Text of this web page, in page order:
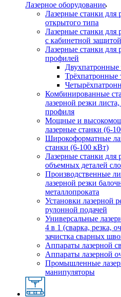
Лазерное оборудование
Лазерные станки для
открытого типа
Лазерные станки для
с кабинетной защитой
Лазерные станки для
профилей
Двухпатронные
Трёхпатронные
Комбинированные
лазерной резки
профиля
Мощные и
лазерные станки (6-
Широкоформатные
станки (6-100 кВт)
Лазерные станки для
объемных деталей
Производственные
лазерной резки
металлопроката
Установки лазерной
рулонной подачей
Универсальные
4 в 1 (сварка, резка,
зачистка сварных
Аппараты лазерной
Аппараты лазерной
Промышленные
манипуляторы